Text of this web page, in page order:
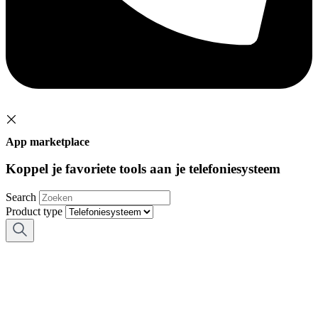
App marketplace
Koppel je favoriete tools aan je telefoniesysteem
Search
Product type